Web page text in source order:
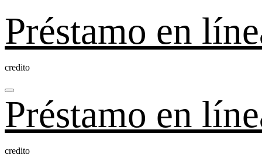
contenido
Préstamo en
credito
Préstamo en
credito